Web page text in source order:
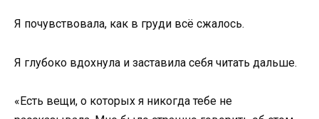
Я почувствовала, как в груди всё сжалось.
Я глубоко вдохнула и заставила себя читать дальше.
«Есть вещи, о которых я никогда тебе не